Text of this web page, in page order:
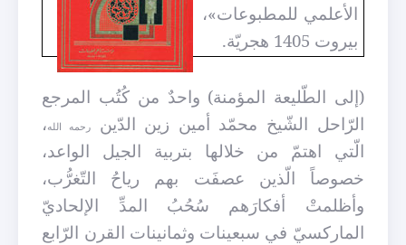
الأعلمي للمطبوعات»،
بيروت 1405 هجريّة.
(إلى الطّليعة المؤمنة) واحدٌ من كُتُب المرجع
الرّاحل الشّيخ محمّد أمين زين الدّين
رحمه الله،
الّتي اهتمّ من خلالها بتربية الجيل الواعد،
خصوصاً الّذين عصفَت بهم رياح التّغرُّب،
وأظلمتْ أفكارَهم سُحُبُ المدِّ الإلحاديّ
الماركسيّ في سبعينات وثمانينات القرن الرّابع